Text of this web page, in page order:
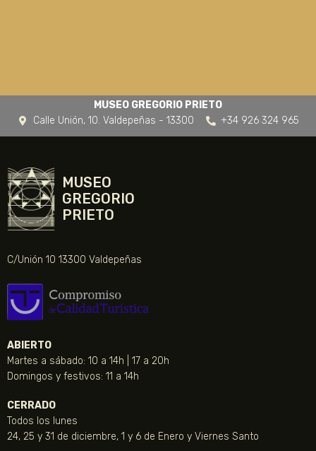
MUSEO GREGORIO PRIETO
Calle Unión, 10. Valdepeñas - 13300
+34 926 324 965
MUSEO
GREGORIO
PRIETO
C/Unión 10 13300 Valdepeñas
ABIERTO
Martes a sábado: 10 a 14h | 17 a 20h
Domingos y festivos: 11 a 14h
CERRADO
Todos los lunes
24, 25 y 31 de diciembre, 1 y 6 de Enero y Viernes Santo